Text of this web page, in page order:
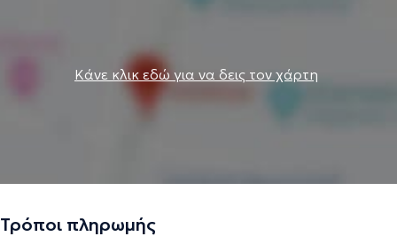
Κάνε κλικ εδώ για να δεις τον χάρτη
Τρόποι πληρωμής